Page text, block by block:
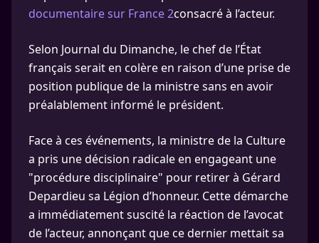
documentaire sur France 2consacré à l’acteur.
Selon Journal du Dimanche, le chef de l’État
français serait en colère en raison d’une prise de
position publique de la ministre sans en avoir
préalablement informé le président.
Face à ces événements, la ministre de la Culture
a pris une décision radicale en engageant une
"procédure disciplinaire" pour retirer à Gérard
Depardieu sa Légion d’honneur. Cette démarche
a immédiatement suscité la réaction de l’avocat
de l’acteur, annonçant que ce dernier mettait sa